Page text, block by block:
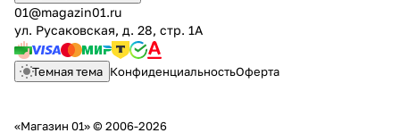
01@magazin01.ru
ул. Русаковская, д. 28, стр. 1А
Темная тема КонфиденциальностьОферта
«Магазин 01» © 2006-2026